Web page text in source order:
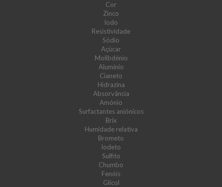
Cor
Zinco
Iodo
Resistividade
Sódio
Açúcar
Molibdénio
Alumínio
Cianeto
Hidrazina
Absorvância
Amónio
Surfactantes aniónicos
Brix
Humidade relativa
Brometo
Iodeto
Sulfito
Chumbo
Fenóis
Glicol